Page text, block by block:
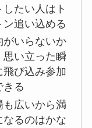
したい人はト
ン追い込める
がいらないか
思い立った瞬
飛び込み参加
きる
も広いから満
なるのはかな